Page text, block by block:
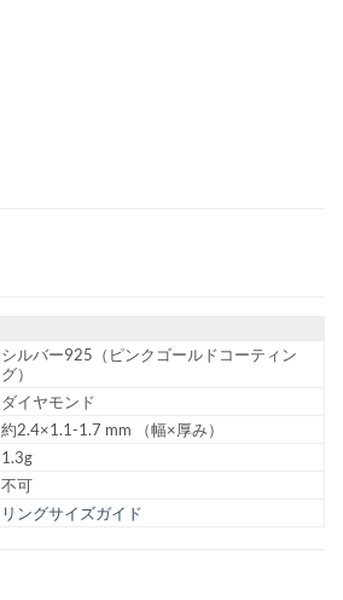
シルバー925（ピンクゴールドコーティン
グ）
ダイヤモンド
約2.4×1.1-1.7 mm （幅×厚み）
1.3g
不可
リングサイズガイド